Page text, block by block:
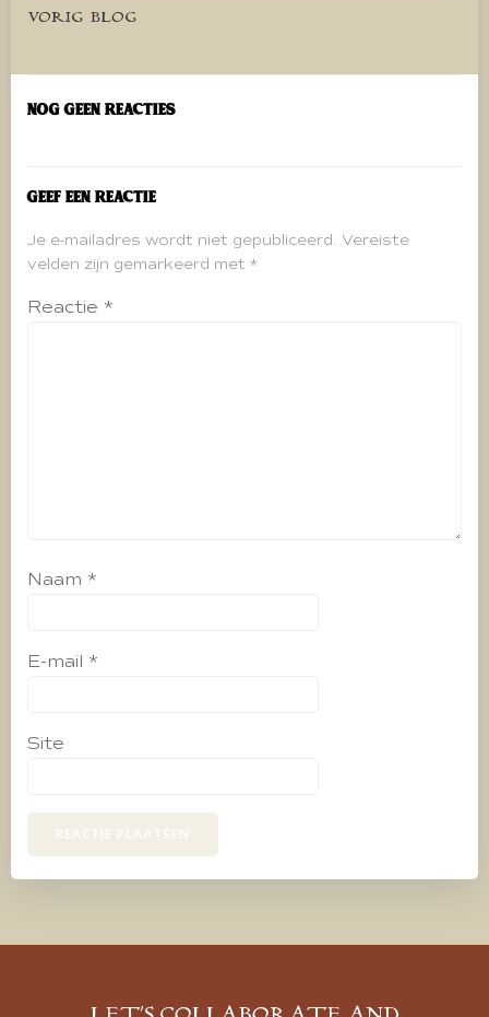
Bericht
navigatie
VORIG BLOG
Nog geen reacties
Geef een reactie
Je e-mailadres wordt niet gepubliceerd. Vereiste
velden zijn gemarkeerd met *
Reactie *
Naam *
E-mail *
Site